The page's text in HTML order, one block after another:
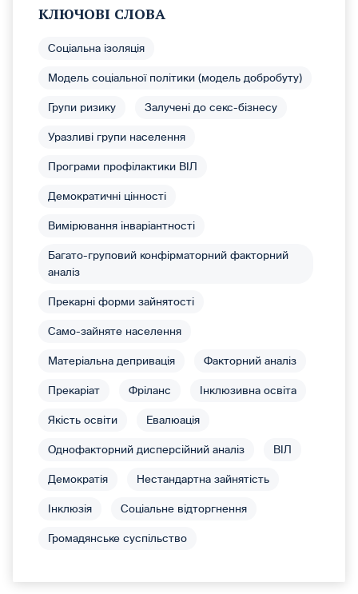
КЛЮЧОВІ СЛОВА
Соціальна ізоляція
Модель соціальної політики (модель добробуту)
Групи ризику Залучені до секс-бізнесу
Уразливі групи населення
Програми профілактики ВІЛ
Демократичні цінності
Вимірювання інваріантності
Багато-груповий конфірматорний факторний
аналіз
Прекарні форми зайнятості
Само-зайняте населення
Матеріальна депривація Факторний аналіз
Прекаріат Фріланс Інклюзивна освіта
Якість освіти Евалюація
Однофакторний дисперсійний аналіз ВІЛ
Демократія Нестандартна зайнятість
Інклюзія Соціальне відторгнення
Громадянське суспільство